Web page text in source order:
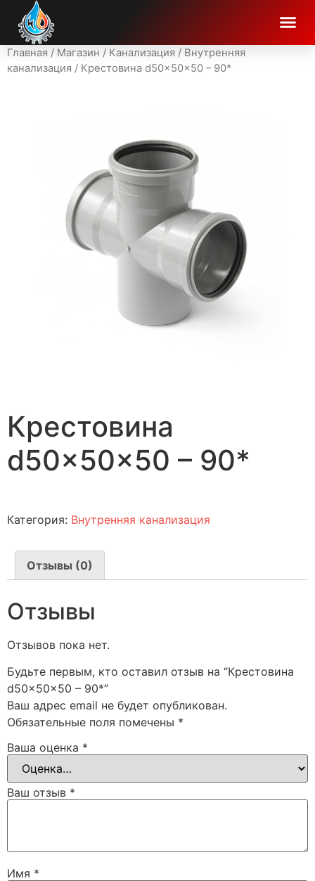
Главная / Магазин / Канализация / Внутренняя
канализация / Крестовина d50x50x50 – 90*
Крестовина
d50x50x50 – 90*
Категория: Внутренняя канализация
Отзывы (0)
Отзывы
Отзывов пока нет.
Будьте первым, кто оставил отзыв на “Крестовина
d50x50x50 – 90*”
Ваш адрес email не будет опубликован.
Обязательные поля помечены *
Ваша оценка *
Ваш отзыв *
Имя *